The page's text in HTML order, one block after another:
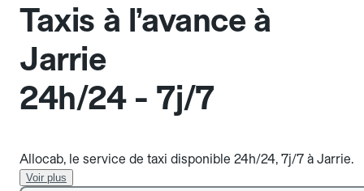
Taxis à l’avance à
Jarrie
24h/24 - 7j/7
Allocab, le service de taxi disponible 24h/24, 7j/7 à Jarrie.
Voir plus